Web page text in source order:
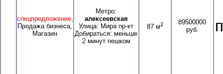
спецпредложение,
Продажа бизнеса,
Магазин
Метро:
алексеевская
Улица: Мира пр-кт
Добираться: меньше
2 минут пешком
87 м2
89500000
руб.